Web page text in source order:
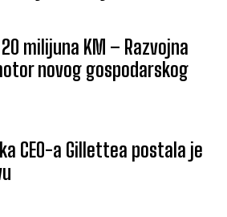
milijuna KM – Razvojna
novog gospodarskog
CEO-a Gillettea postala je